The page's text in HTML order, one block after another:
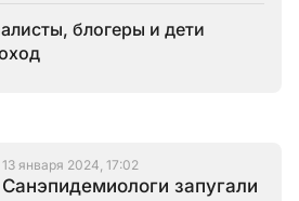
блогеры и дети
13 января 2024, 17:02
Санэпидемиологи запугали